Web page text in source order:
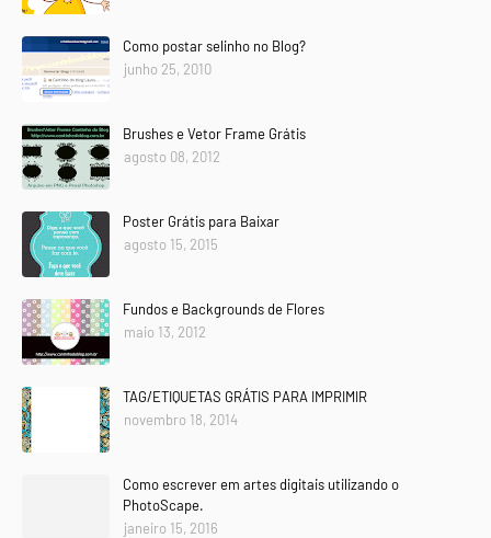
Como postar selinho no Blog?
junho 25, 2010
Brushes e Vetor Frame Grátis
agosto 08, 2012
Poster Grátis para Baixar
agosto 15, 2015
Fundos e Backgrounds de Flores
maio 13, 2012
TAG/ETIQUETAS GRÁTIS PARA IMPRIMIR
novembro 18, 2014
Como escrever em artes digitais utilizando o
PhotoScape.
janeiro 15, 2016